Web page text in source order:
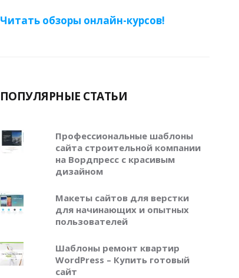
Читать обзоры онлайн-курсов!
ПОПУЛЯРНЫЕ СТАТЬИ
Профессиональные шаблоны
сайта строительной компании
на Вордпресс с красивым
дизайном
Макеты сайтов для верстки
для начинающих и опытных
пользователей
Шаблоны ремонт квартир
WordPress – Купить готовый
сайт